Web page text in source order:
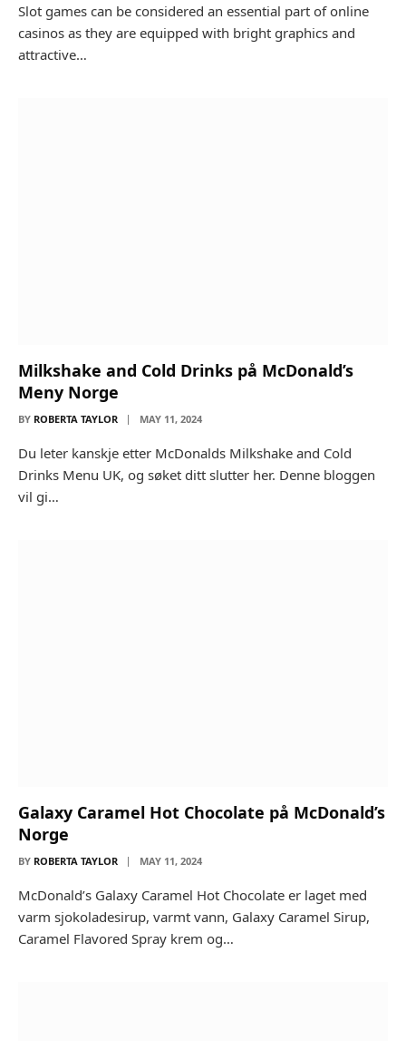
Slot games can be considered an essential part of online
casinos as they are equipped with bright graphics and
attractive…
Milkshake and Cold Drinks på McDonald’s
Meny Norge
BY ROBERTA TAYLOR MAY 11, 2024
Du leter kanskje etter McDonalds Milkshake and Cold
Drinks Menu UK, og søket ditt slutter her. Denne bloggen
vil gi…
Galaxy Caramel Hot Chocolate på McDonald’s
Norge
BY ROBERTA TAYLOR MAY 11, 2024
McDonald’s Galaxy Caramel Hot Chocolate er laget med
varm sjokoladesirup, varmt vann, Galaxy Caramel Sirup,
Caramel Flavored Spray krem og…